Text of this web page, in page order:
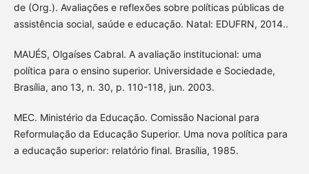
de (Org.). Avaliações e reflexões sobre políticas públicas de
assistência social, saúde e educação. Natal: EDUFRN, 2014..
MAUÉS, Olgaíses Cabral. A avaliação institucional: uma
política para o ensino superior. Universidade e Sociedade,
Brasília, ano 13, n. 30, p. 110-118, jun. 2003.
MEC. Ministério da Educação. Comissão Nacional para
Reformulação da Educação Superior. Uma nova política para
a educação superior: relatório final. Brasília, 1985.